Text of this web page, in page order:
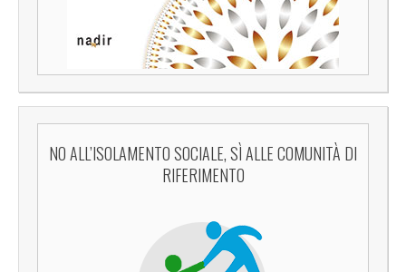
NO ALL’ISOLAMENTO SOCIALE, SÌ ALLE COMUNITÀ DI
RIFERIMENTO